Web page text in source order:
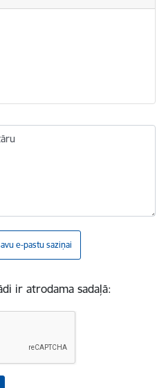
e-pastu saziņai
ir atrodama sadaļā: